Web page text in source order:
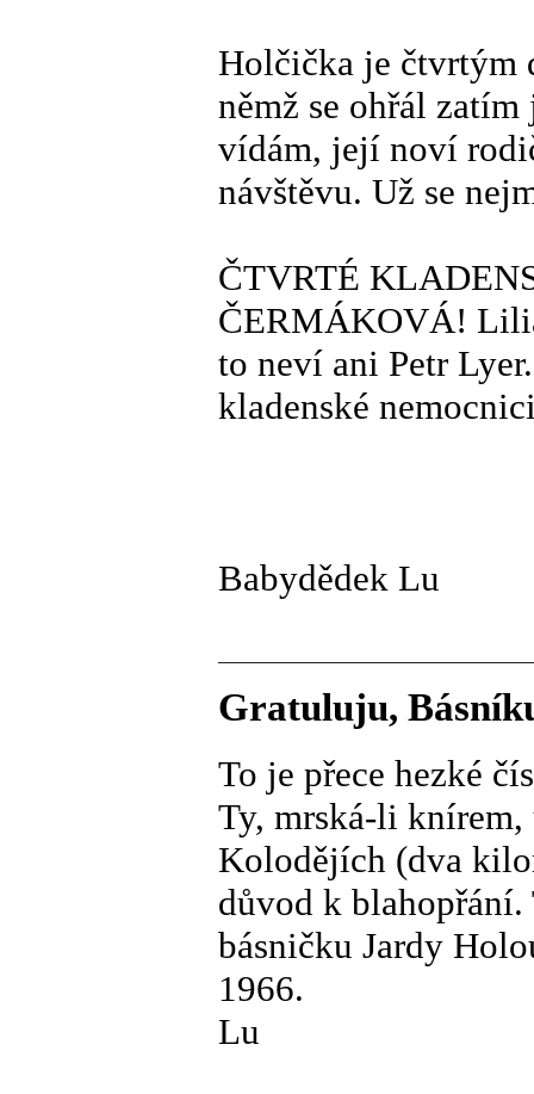
Holčička je čtvrtým
němž se ohřál
vídám, její noví
návštěvu. Už se
ČTVRTÉ
ČERMÁKOVÁ!
to neví ani Petr
kladenské
Babydědek Lu
Gratuluju,
To je přece hezké
Ty, mrská-li
Kolodějích (dva
důvod k
básničku Jardy
1966.
Lu